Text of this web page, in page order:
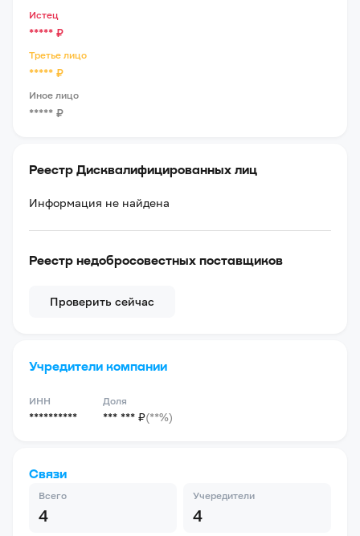
Истец
***** ₽
Третье лицо
***** ₽
Иное лицо
***** ₽
Реестр Дисквалифицированных лиц
Информация не найдена
Реестр недобросовестных поставщиков
Проверить сейчас
Учредители компании
ИНН
**********
Доля
*** *** ₽(**%)
Связи
Всего
4
Учередители
4